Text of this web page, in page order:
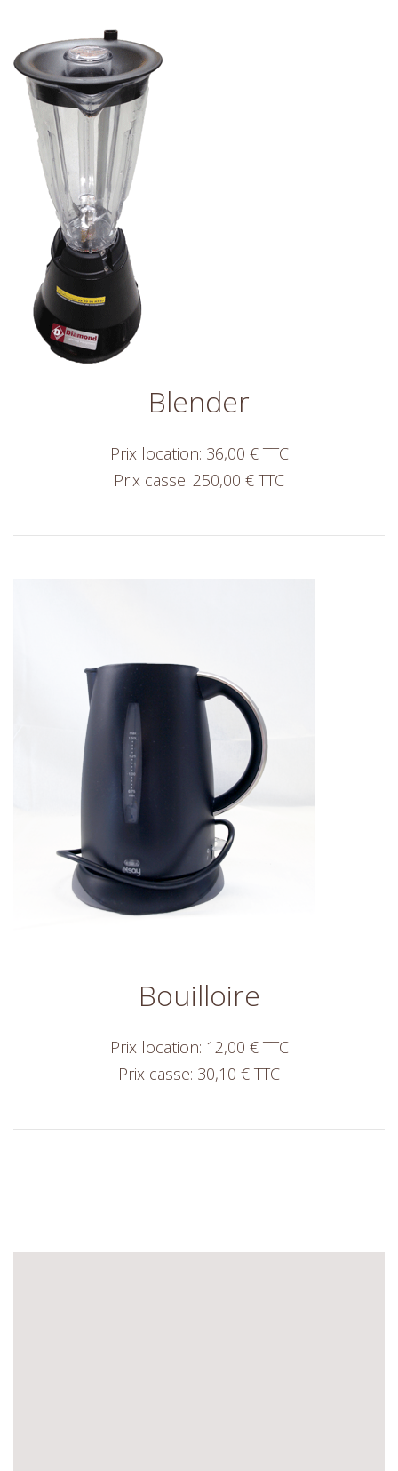
Blender
Prix location: 36,00 € TTC
Prix casse: 250,00 € TTC
Bouilloire
Prix location: 12,00 € TTC
Prix casse: 30,10 € TTC